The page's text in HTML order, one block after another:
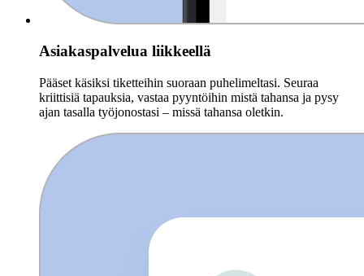
Asiakaspalvelua liikkeellä
Pääset käsiksi tiketteihin suoraan puhelimeltasi. Seuraa
kriittisiä tapauksia, vastaa pyyntöihin mistä tahansa ja pysy
ajan tasalla työjonostasi – missä tahansa oletkin.